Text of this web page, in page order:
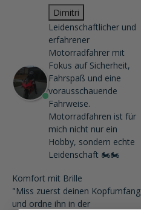
Dimitri
Leidenschaftlicher und
erfahrener
Motorradfahrer mit
Fokus auf Sicherheit,
Fahrspaß und eine
vorausschauende
Fahrweise.
Motorradfahren ist für
mich nicht nur ein
Hobby, sondern echte
Leidenschaft 🏍️🏍️
Komfort mit Brille
"Miss zuerst deinen Kopfumfang
und ordne ihn in der